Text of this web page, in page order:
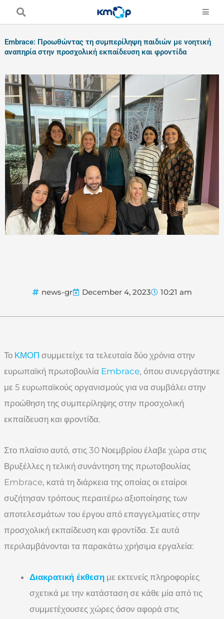
Embrace: Προωθώντας τη συμπερίληψη παιδιών με νοητική
αναπηρία στην προσχολική εκπαίδευση και φροντίδα
news-gr December 4, 2023 10:21 am
Το ΚΜΟΠ συμμετείχε τα τελευταία δύο χρόνια στην
ευρωπαϊκή πρωτοβουλία Embrace, όπου συνεργάστηκε
με 5 ευρωπαϊκούς οργανισμούς για να συμβάλει στην
προώθηση της συμπερίληψης στην προσχολική
εκπαίδευση και φροντίδα.
Στο πλαίσιο αυτό, στις 30 Νοεμβρίου έλαβε χώρα στις
Βρυξέλλες η τελική συνάντηση της πρωτοβουλίας
Embrace, κατά τη διάρκεια της οποίας οι εταίροι
συζήτησαν τρόπους περαιτέρω αξιοποίησης των
αποτελεσμάτων του έργου από επαγγελματίες στην
προσχολική εκπαίδευση και φροντίδα. Σε αυτά
περιλαμβάνονται τα παρακάτω χρήσιμα εργαλεία:
Διακρατική έκθεση με εκτενείς πληροφορίες
σχετικά με την κατάσταση σε κάθε μία από τις
συμμετέχουσες χώρες όσον αφορά στις